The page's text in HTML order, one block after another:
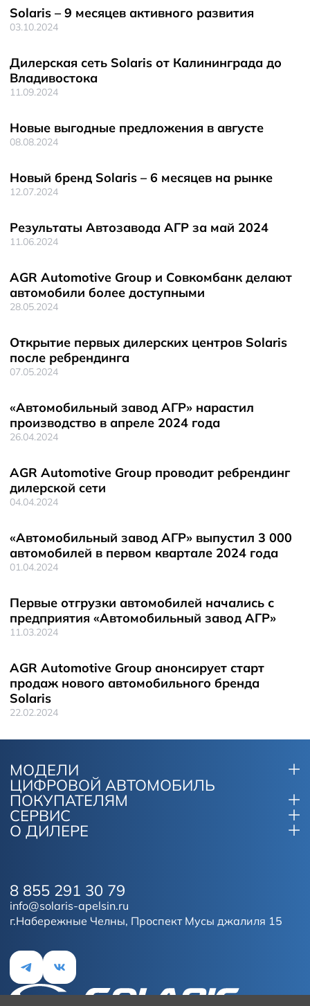
Solaris – 9 месяцев активного развития
03.10.2024
Дилерская сеть Solaris от Калининграда до
Владивостока
11.09.2024
Новые выгодные предложения в августе
08.08.2024
Новый бренд Solaris – 6 месяцев на рынке
12.07.2024
Результаты Автозавода АГР за май 2024
11.06.2024
AGR Automotive Group и Совкомбанк делают
автомобили более доступными
28.05.2024
Открытие первых дилерских центров Solaris
после ребрендинга
07.05.2024
«Автомобильный завод АГР» нарастил
производство в апреле 2024 года
26.04.2024
AGR Automotive Group проводит ребрендинг
дилерской сети
04.04.2024
«Автомобильный завод АГР» выпустил 3 000
автомобилей в первом квартале 2024 года
01.04.2024
Первые отгрузки автомобилей начались с
предприятия «Автомобильный завод АГР»
11.03.2024
AGR Automotive Group анонсирует старт
продаж нового автомобильного бренда
Solaris
22.02.2024
МОДЕЛИ
ЦИФРОВОЙ АВТОМОБИЛЬ
ПОКУПАТЕЛЯМ
СЕРВИС
О ДИЛЕРЕ
г.Набережные Челны, Проспект Мусы джалиля 15
8 855 291 30 79
info@solaris-apelsin.ru